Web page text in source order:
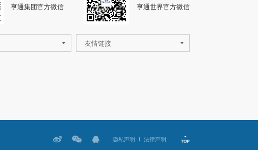
亨通集团官方微信 亨通世界官方微信
友情链接
隐私声明 法律声明